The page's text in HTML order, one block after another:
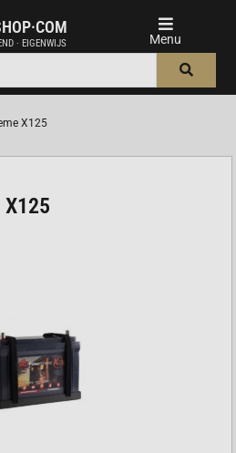
· EIGENWIJS
X125
X125